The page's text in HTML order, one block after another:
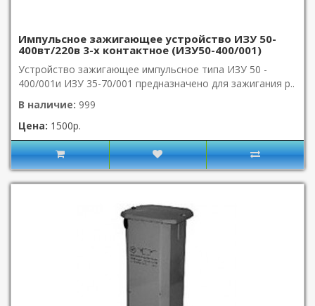
Импульсное зажигающее устройство ИЗУ 50-
400вт/220в 3-х контактное (ИЗУ50-400/001)
Устройство зажигающее импульсное типа ИЗУ 50 -
400/001и ИЗУ 35-70/001 предназначено для зажигания р..
В наличие: 999
Цена: 1500р.